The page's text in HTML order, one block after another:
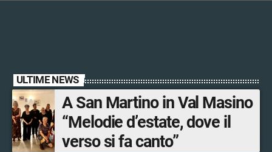
ULTIME NEWS
A San Martino in Val Masino
“Melodie d’estate, dove il
verso si fa canto”